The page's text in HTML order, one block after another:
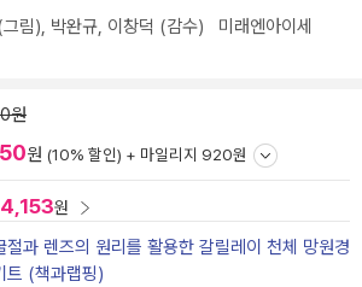
림), 박완규, 이창덕 (감수) 미래엔아이세
원
원 (10% 할인) + 마일리지 920원
원
절과 렌즈의 원리를 활용한 갈릴레이 천체 망원경
트 (책과랩핑)